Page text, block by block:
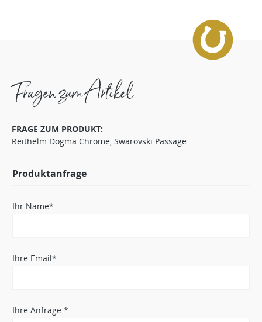
Fragen zum Artikel
FRAGE ZUM PRODUKT:
Reithelm Dogma Chrome, Swarovski Passage
Produktanfrage
Ihr Name*
Ihre Email*
Ihre Anfrage *